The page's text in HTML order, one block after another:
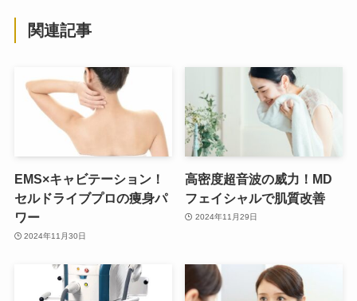
関連記事
EMS×キャビテーション！
セルドライブプロの痩身パ
ワー
2024年11月30日
高密度超音波の威力！MD
フェイシャルで肌質改善
2024年11月29日